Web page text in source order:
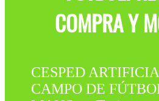
COMPRA Y
CESPED
CAMPO DE